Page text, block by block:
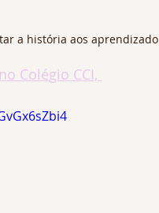
a história aos aprendizado
Colégio CCI,